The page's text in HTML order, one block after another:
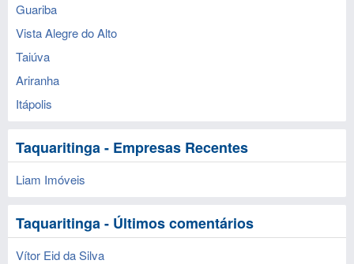
Guariba
Vista Alegre do Alto
Taiúva
Ariranha
Itápolis
Taquaritinga - Empresas Recentes
Liam Imóveis
Taquaritinga - Últimos comentários
Vítor Eid da Silva